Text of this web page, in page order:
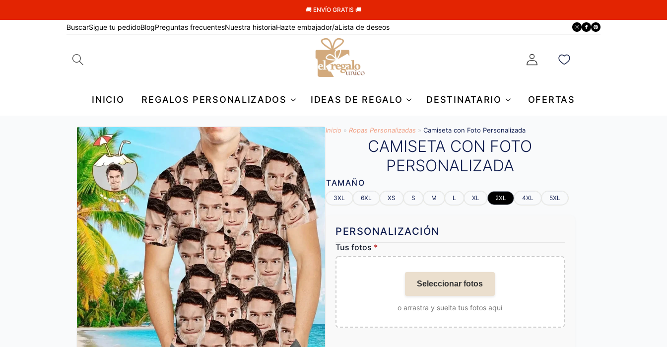
🚚 ENVÍO GRATIS 🚚
BuscarSigue tu pedidoBlogPreguntas frecuentesNuestra historiaHazte embajador/aLista de deseos
INICIO REGALOS PERSONALIZADOS IDEAS DE REGALO DESTINATARIO OFERTAS
Inicio » Ropas Personalizadas » Camiseta con Foto Personalizada
CAMISETA CON FOTO
PERSONALIZADA
TAMAÑO
3XL 6XL XS S M L XL 2XL 4XL 5XL
PERSONALIZACIÓN
Tus fotos *
Seleccionar fotos
o arrastra y suelta tus fotos aquí